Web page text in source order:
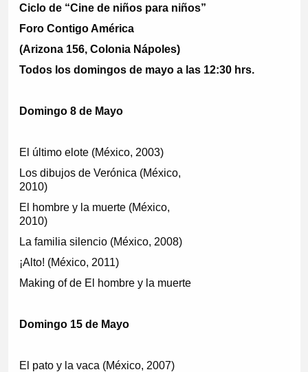
Ciclo de “Cine de niños para niños”
Foro Contigo América
(Arizona 156, Colonia Nápoles)
Todos los domingos de mayo a las 12:30 hrs.
Domingo 8 de Mayo
El último elote (México, 2003)
Los dibujos de Verónica (México,
2010)
El hombre y la muerte (México,
2010)
La familia silencio (México, 2008)
¡Alto! (México, 2011)
Making of de El hombre y la muerte
Domingo 15 de Mayo
El pato y la vaca (México, 2007)